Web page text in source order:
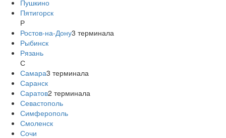
Пушкино
Пятигорск
Р
Ростов-на-Дону3 терминала
Рыбинск
Рязань
С
Самара3 терминала
Саранск
Саратов2 терминала
Севастополь
Симферополь
Смоленск
Сочи